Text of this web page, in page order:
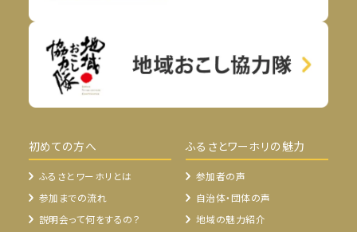
初めての方へ
ふるさとワーホリとは
参加までの流れ
説明会って何をするの？
ふるさとワーホリの魅力
参加者の声
自治体・団体の声
地域の魅力紹介